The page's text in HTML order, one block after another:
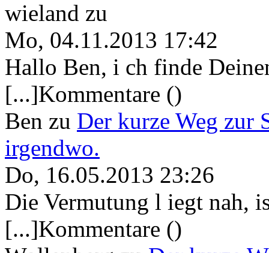
wieland zu
Mo, 04.11.2013 17:42
Hallo Ben, i ch finde
[...]Kommentare ()
Ben zu Der kurze Weg zur
irgendwo.
Do, 16.05.2013 23:26
Die Vermutung l iegt nah,
[...]Kommentare ()